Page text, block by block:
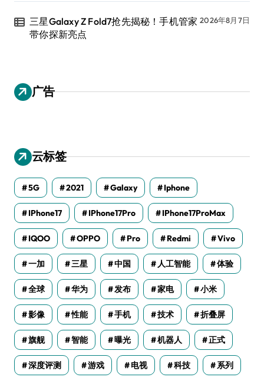
三星Galaxy Z Fold7抢先揭秘！手机管家
带你探新亮点
2026年8月7日
广告
云标签
5G 2021 Galaxy Iphone
IPhone17 IPhone17Pro IPhone17ProMax
IQOO OPPO Pro Redmi Vivo
一加 三星 中国 人工智能 体验
全球 华为 发布 家电 小米
影像 性能 手机 技术 折叠屏
旗舰 智能 曝光 机器人 正式
深度评测 游戏 电视 科技 系列